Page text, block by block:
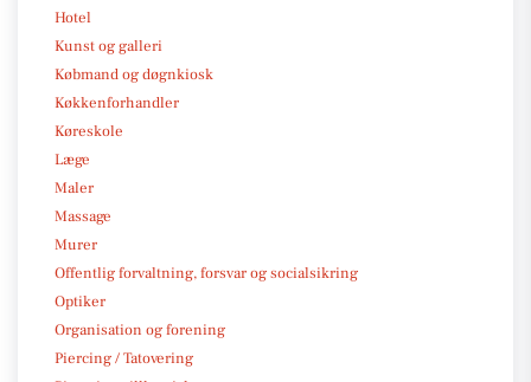
Hotel
Kunst og galleri
Købmand og døgnkiosk
Køkkenforhandler
Køreskole
Læge
Maler
Massage
Murer
Offentlig forvaltning, forsvar og socialsikring
Optiker
Organisation og forening
Piercing / Tatovering